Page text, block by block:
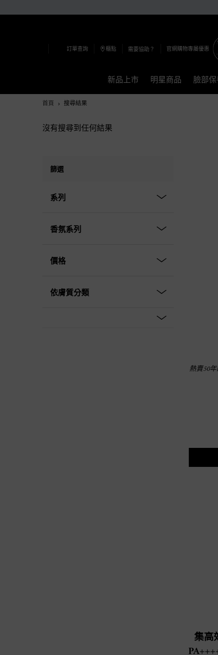
訂單查詢 櫃點 需要協助？ 官網購物專屬優惠
新品上市 明星商品 臉部保
首頁 搜尋結果
沒有搜尋到任何結果
篩選
系列
香氛系列
價格
依膚質分類
熱賣50
集高